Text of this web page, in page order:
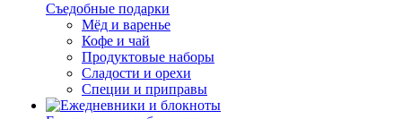
Съедобные подарки
Мёд и варенье
Кофе и чай
Продуктовые наборы
Сладости и орехи
Специи и приправы